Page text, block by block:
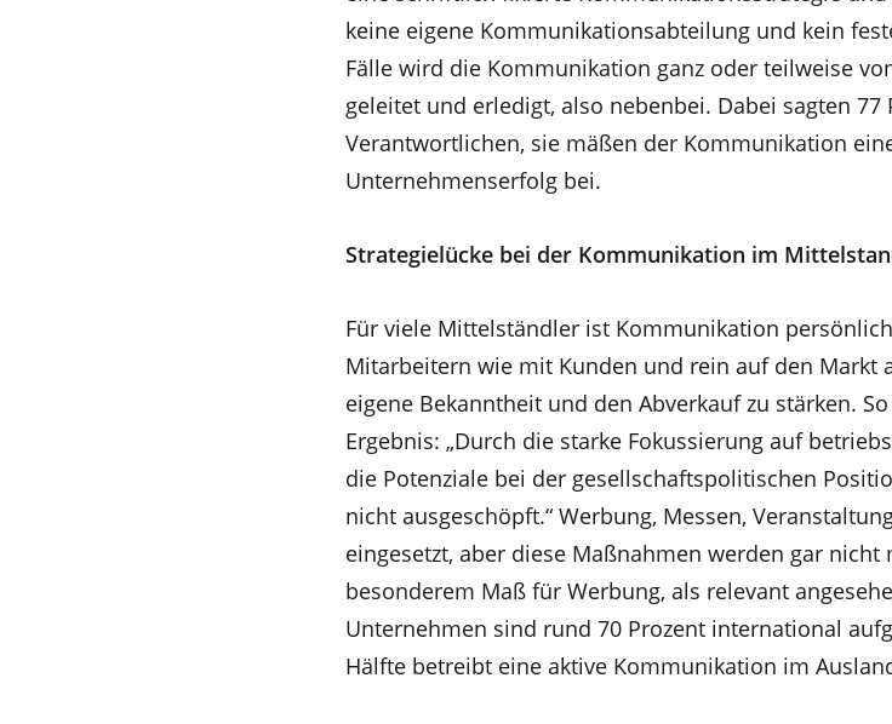
keine eigene Kommunikationsabteilung und kein
Fälle wird die Kommunikation ganz oder teilweise
geleitet und erledigt, also nebenbei. Dabei sagten 77
Verantwortlichen, sie mäßen der Kommunikation
Unternehmenserfolg bei.
Strategielücke bei der Kommunikation im
Für viele Mittelständler ist Kommunikation
Mitarbeitern wie mit Kunden und rein auf den Markt
eigene Bekanntheit und den Abverkauf zu stärken.
Ergebnis: „Durch die starke Fokussierung auf
die Potenziale bei der gesellschaftspolitischen
nicht ausgeschöpft.“ Werbung, Messen,
eingesetzt, aber diese Maßnahmen werden gar nicht
besonderem Maß für Werbung, als relevant
Unternehmen sind rund 70 Prozent international
Hälfte betreibt eine aktive Kommunikation im